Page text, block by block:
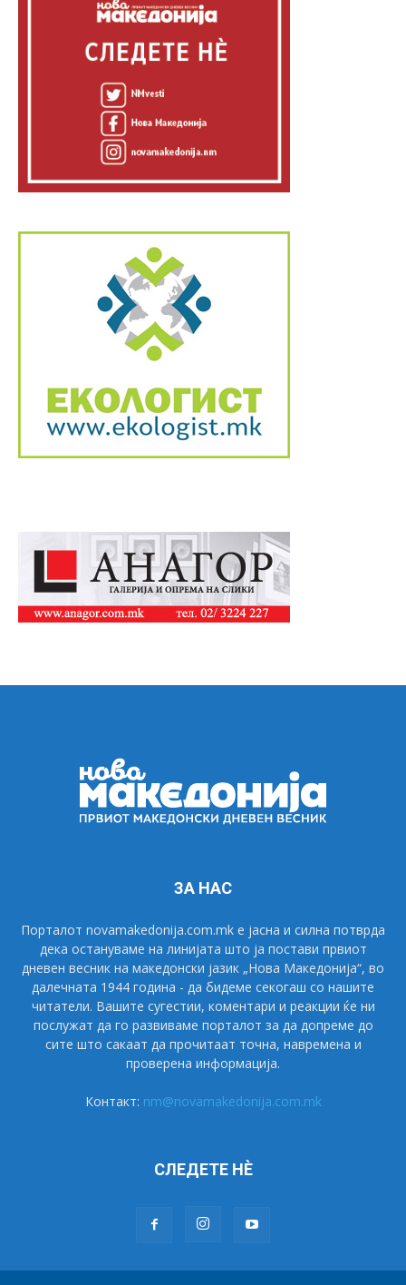
ЗА НАС
Порталот novamakedonija.com.mk е јасна и силна потврда
дека остануваме на линијата што ја постави првиот
дневен весник на македонски јазик „Нова Македонија“, во
далечната 1944 година - да бидеме секогаш со нашите
читатели. Вашите сугестии, коментари и реакции ќе ни
послужат да го развиваме порталот за да допреме до
сите што сакаат да прочитаат точна, навремена и
проверена информација.
Контакт: nm@novamakedonija.com.mk
СЛЕДЕТЕ НÈ